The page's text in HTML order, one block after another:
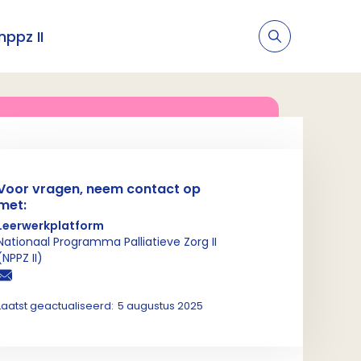
II
vragen, neem contact op
Programma Palliatieve Zorg II
II)
geactualiseerd: 5 augustus 2025